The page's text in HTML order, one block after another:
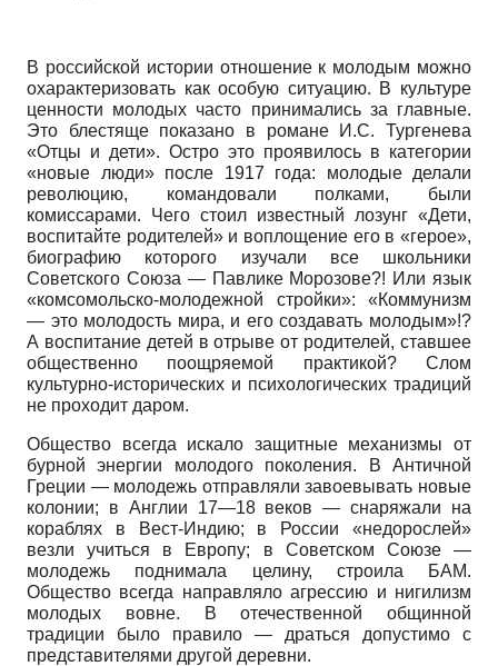
В российской истории отношение к молодым можно
охарактеризовать как особую ситуацию. В культуре
ценности молодых часто принимались за главные.
Это блестяще показано в романе И.С. Тур­генева
«Отцы и дети». Остро это проявилось в категории
«новые люди» после 1917 года: молодые делали
революцию, командовали полками, были
комиссарами. Чего стоил известный лозунг «Дети,
воспитайте родителей» и воплощение его в «герое»,
биографию которого изучали все школьники
Советского Союза — Павлике Морозове?! Или язык
«комсомольско-молодежной стройки»: «Коммунизм
— это молодость мира, и его создавать молодым»!?
А воспитание детей в отрыве от родителей, ставшее
общественно поощряемой практикой? Слом
культурно-исторических и психологических традиций
не проходит даром.
Общество всегда искало защитные механизмы от
бурной энергии молодого поколения. В Античной
Греции — молодежь отправляли завоевывать новые
колонии; в Англии 17—18 веков — снаряжали на
кораблях в Вест-Индию; в России «недорослей»
везли учиться в Европу; в Советском Союзе —
молодежь поднимала целину, строила БАМ.
Общество всегда направляло агрессию и нигилизм
молодых вовне. В отечественной общинной
традиции было правило — драться допустимо с
представителями другой деревни.